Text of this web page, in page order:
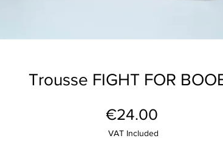
Trousse FIGHT FOR
€24.00Price
VAT Included